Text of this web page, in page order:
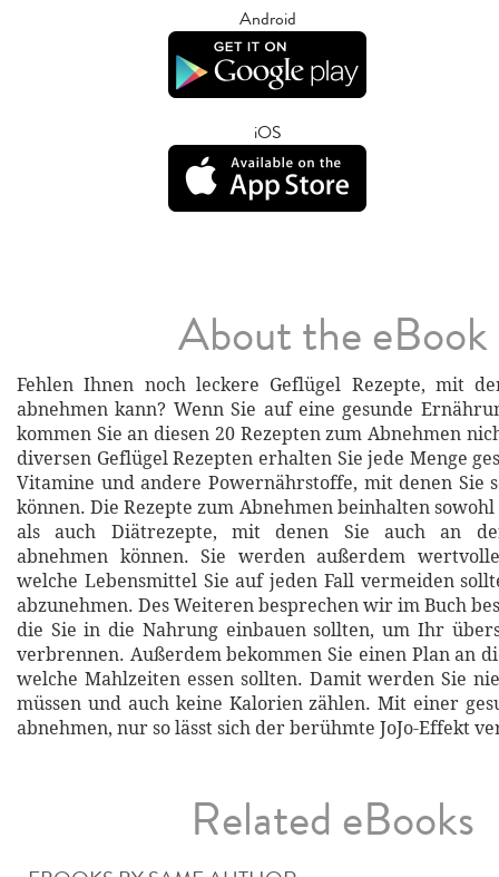
Android
iOS
About the eBook
Fehlen Ihnen noch leckere Geflügel Rezepte, mit
abnehmen kann? Wenn Sie auf eine gesunde
kommen Sie an diesen 20 Rezepten zum Abnehmen
diversen Geflügel Rezepten erhalten Sie jede Menge
Vitamine und andere Powernährstoffe, mit denen Sie
können. Die Rezepte zum Abnehmen beinhalten
als auch Diätrezepte, mit denen Sie auch an
abnehmen können. Sie werden außerdem
welche Lebensmittel Sie auf jeden Fall vermeiden
abzunehmen. Des Weiteren besprechen wir im Buch
die Sie in die Nahrung einbauen sollten, um Ihr
verbrennen. Außerdem bekommen Sie einen Plan an
welche Mahlzeiten essen sollten. Damit werden Sie
müssen und auch keine Kalorien zählen. Mit einer
abnehmen, nur so lässt sich der berühmte JoJo-Effekt
Related eBooks